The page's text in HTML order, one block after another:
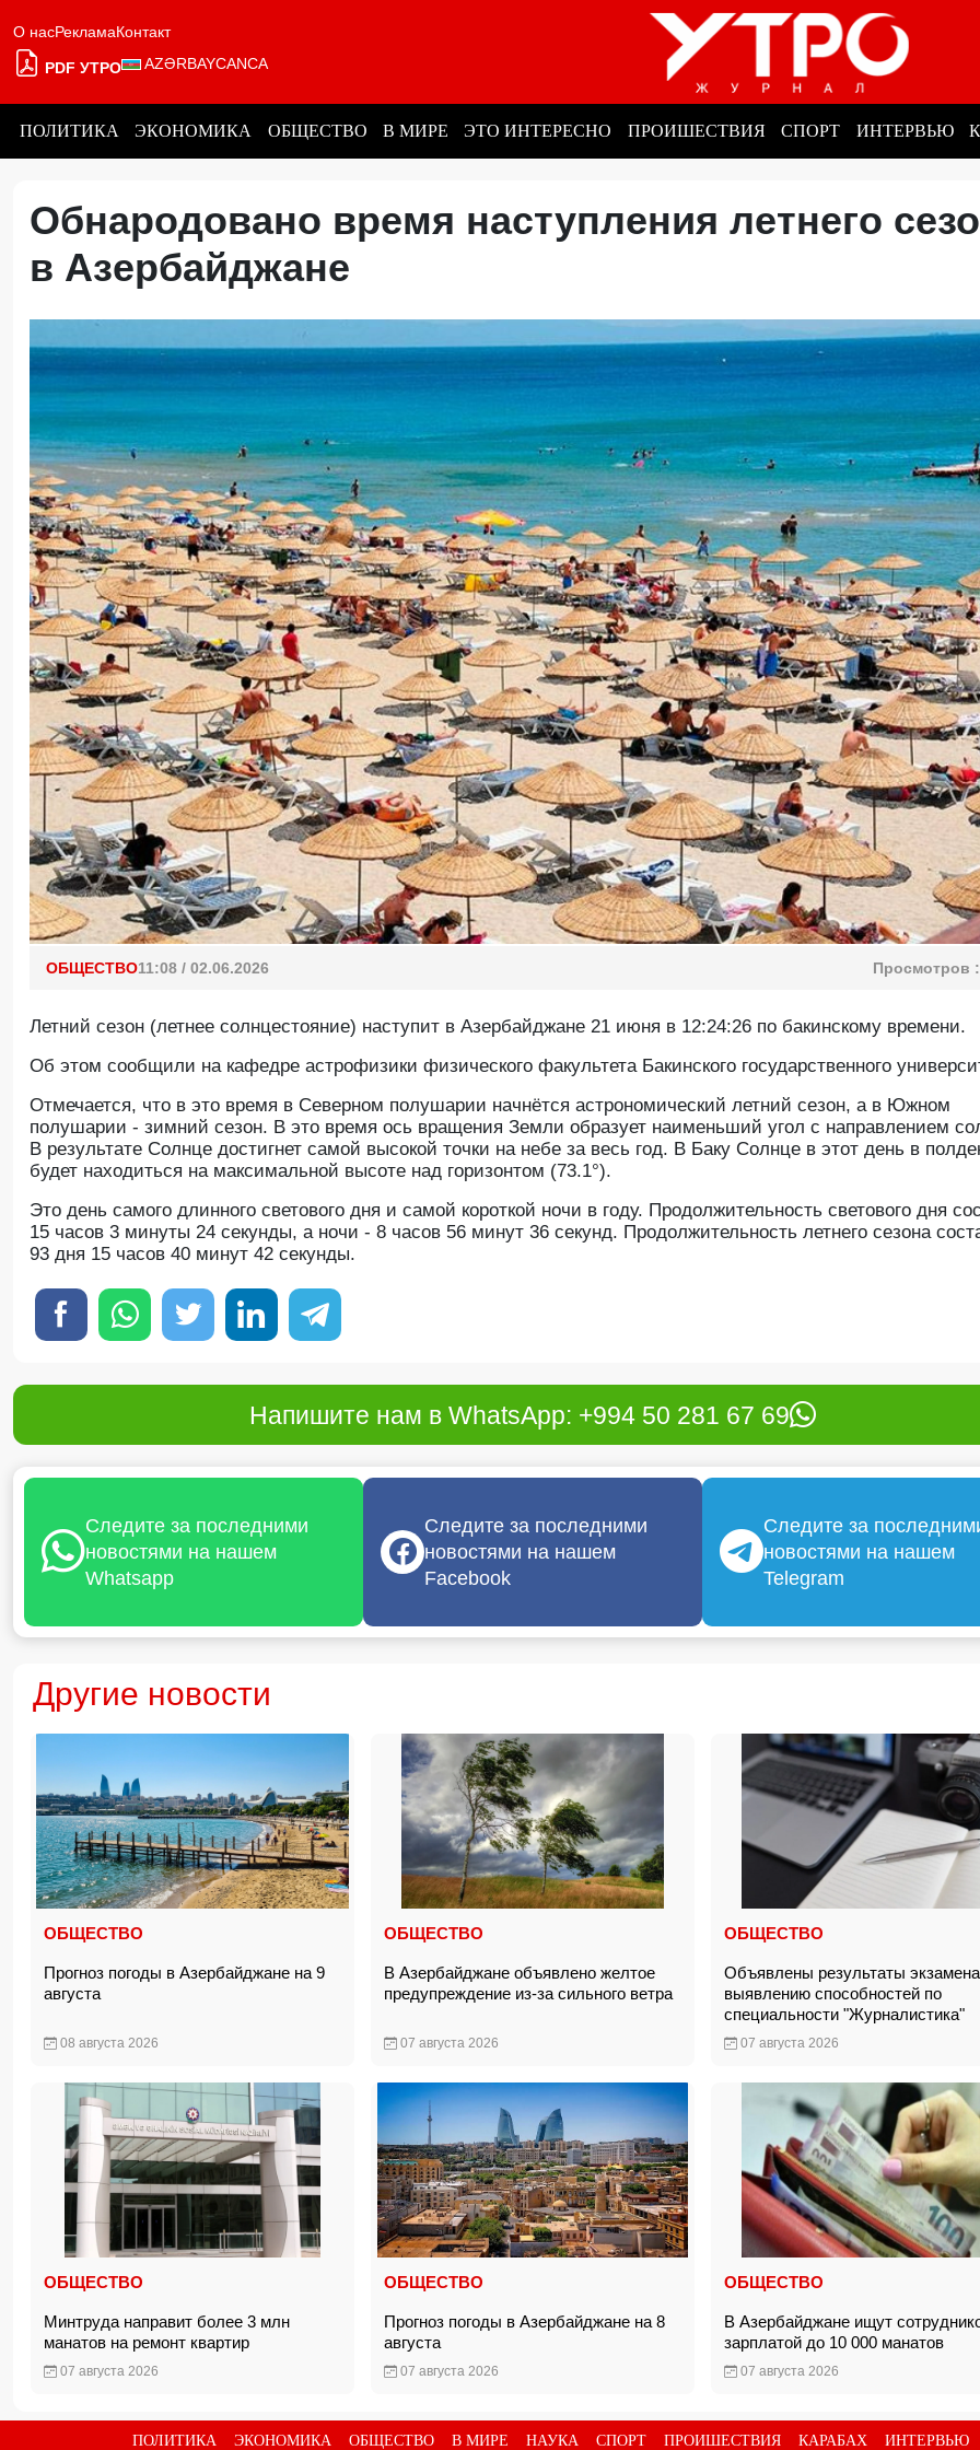
О насРекламаКонтакт
PDF УТРО AZƏRBAYCANCA
ПОЛИТИКА ЭКОНОМИКА ОБЩЕСТВО В МИРЕ ЭТО ИНТЕРЕСНО ПРОИШЕСТВИЯ СПОРТ ИНТЕРВЬЮ
Обнародовано время наступления летнего
в Азербайджане
ОБЩЕСТВО11:08 / 02.06.2026 Просмотров :
Летний сезон (летнее солнцестояние) наступит в Азербайджане 21 июня в 12:24:26 по бакинскому времени.
Oб этом сообщили на кафедре астрофизики физического факультета Бакинского государственного
Отмечается, что в это время в Северном полушарии начнётся астрономический летний сезон, а в Южном
полушарии - зимний сезон. В это время ось вращения Земли образует наименьший угол с направлением
В результате Солнце достигнет самой высокой точки на небе за весь год. В Баку Солнце в этот день в
будет находиться на максимальной высоте над горизонтом (73.1°).
Это день самого длинного светового дня и самой короткой ночи в году. Продолжительность светового дня
15 часов 3 минуты 24 секунды, а ночи - 8 часов 56 минут 36 секунд. Продолжительность летнего сезона
93 дня 15 часов 40 минут 42 секунды.
Напишите нам в WhatsApp: +994 50 281 67 69
Следите за последними
новостями на нашем
Whatsapp
Следите за последними
новостями на нашем
Facebook
Следите за
новостями на нашем
Telegram
Другие новости
ОБЩЕСТВО
Прогноз погоды в Азербайджане на 9
августа
08 августа 2026
ОБЩЕСТВО
В Азербайджане объявлено желтое
предупреждение из-за сильного ветра
07 августа 2026
ОБЩЕСТВО
Объявлены результаты
выявлению способностей по
специальности "Журналистика"
07 августа 2026
ОБЩЕСТВО
Минтруда направит более 3 млн
манатов на ремонт квартир
07 августа 2026
ОБЩЕСТВО
Прогноз погоды в Азербайджане на 8
августа
07 августа 2026
ОБЩЕСТВО
В Азербайджане ищут
зарплатой до 10 000 манатов
07 августа 2026
ПОЛИТИКА ЭКОНОМИКА ОБЩЕСТВО В МИРЕ НАУКА СПОРТ ПРОИШЕСТВИЯ КАРАБАХ ИНТЕРВЬЮ